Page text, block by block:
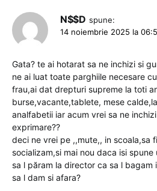
N$$D spune:
14 noiembrie 2025 la
Gata? te ai hotarat sa ne inchizi si
ne ai luat toate parghiile necesare
frau,ai dat drepturi supreme la toti
burse,vacante,tablete, mese
analfabetii iar acum vrei sa ne
exprimare??
deci ne vrei pe ,,mute,, in scoala,sa
socializam,si mai nou daca isi
sa l păram la director ca sa l bagam
sa l dam si afara?